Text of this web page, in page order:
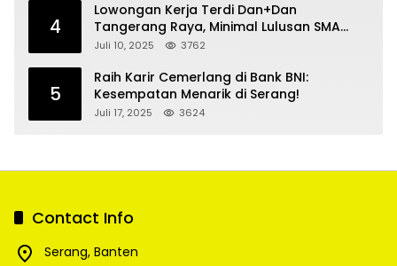
4
Lowongan Kerja Terdi Dan+Dan
Tangerang Raya, Minimal Lulusan SMA
SMK
Juli 10, 2025 3762
5
Raih Karir Cemerlang di Bank BNI:
Kesempatan Menarik di Serang!
Juli 17, 2025 3624
Contact Info
Serang, Banten